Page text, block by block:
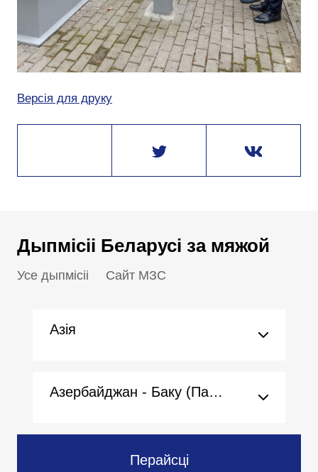
Версія для друку
Дыпмісіі Беларусі за мяжой
Усе дыпмісіі Сайт МЗС
Азія
Азербайджан - Баку (Пасольства)
Перайсці